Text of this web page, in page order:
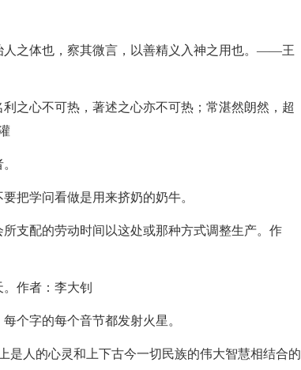
人之体也，察其微言，以善精义入神之用也。——王
之心不可热，著述之心亦不可热；常湛然朗然，超
把学问看做是用来挤奶的奶牛。
支配的劳动时间以这处或那种方式调整生产。作
作者：李大钊
个字的每个音节都发射火星。
是人的心灵和上下古今一切民族的伟大智慧相结合的